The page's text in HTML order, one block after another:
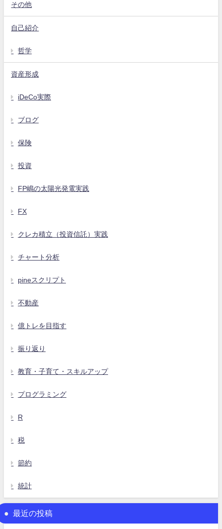
その他
自己紹介
哲学
資産形成
iDeCo実際
ブログ
保険
投資
FP嶋の太陽光発電実践
FX
クレカ積立（投資信託）実践
チャート分析
pineスクリプト
不動産
億トレを目指す
振り返り
教育・子育て・スキルアップ
プログラミング
R
税
節約
統計
最近の投稿